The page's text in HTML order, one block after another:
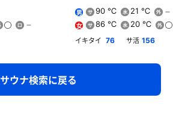
男 90 ℃ 21 ℃
女 86 ℃ 20 ℃
イキタイ 76 サ活 156
サウナ検索に戻る